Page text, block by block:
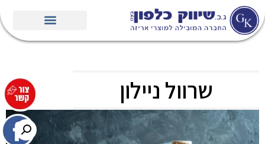
שרוול ניילון